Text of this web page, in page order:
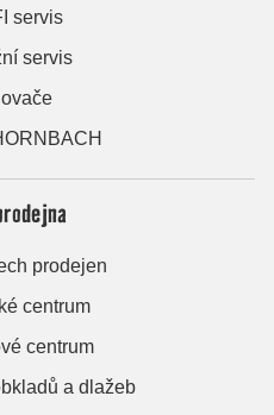
servis
servis
prodejen
centrum
centrum
a dlažeb